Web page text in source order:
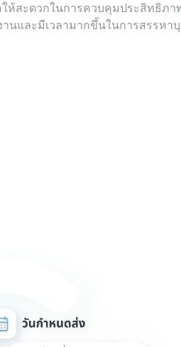
ห้สะดวกในการควบคุมประสิทธิภา
นและมีเวลามากขึ้นในการสรรหา